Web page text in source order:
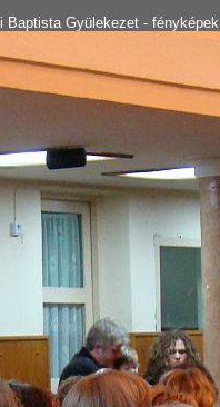
Baptista Gyülekezet - fényképek